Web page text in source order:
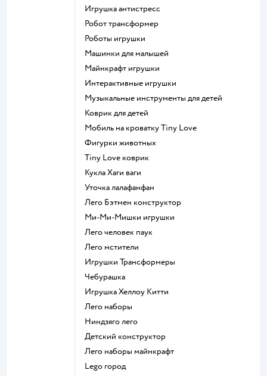
Игрушка антистресс
Робот трансформер
Роботы игрушки
Машинки для малышей
Майнкрафт игрушки
Интерактивные игрушки
Музыкальные инструменты для детей
Коврик для детей
Мобиль на кроватку Tiny Love
Фигурки животных
Tiny Love коврик
Кукла Хаги ваги
Уточка лалафанфан
Лего Бэтмен конструктор
Ми-Ми-Мишки игрушки
Лего человек паук
Лего мстители
Игрушки Трансформеры
Чебурашка
Игрушка Хеллоу Китти
Лего наборы
Ниндзяго лего
Детский конструктор
Лего наборы майнкрафт
Lego город